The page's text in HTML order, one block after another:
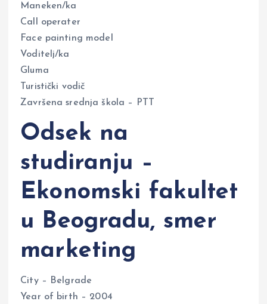
Maneken/ka
Call operater
Face painting model
Voditelj/ka
Gluma
Turistički vodič
Završena srednja škola – PTT
Odsek na
studiranju –
Ekonomski fakultet
u Beogradu, smer
marketing
City – Belgrade
Year of birth – 2004